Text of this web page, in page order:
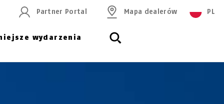
wydarzenia
Partner Portal Mapa dealerów PL